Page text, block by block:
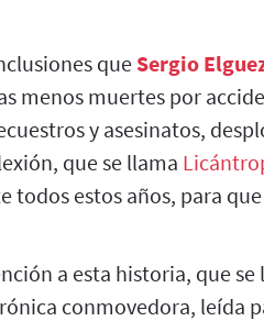
que Sergio
menos muertes por
y asesinatos,
que se llama
todos estos años, para
a esta historia, que se
conmovedora, leída